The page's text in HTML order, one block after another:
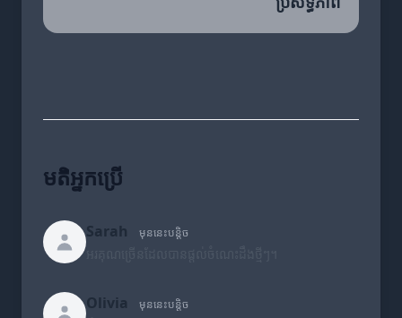
មតិអ្នកប្រើ
Sarah មុននេះបន្តិច
Olivia មុននេះបន្តិច